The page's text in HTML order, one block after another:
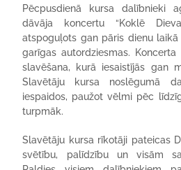
Pēcpusdienā kursa dalībnieki
dāvāja koncertu “Koklē
atspoguļots gan pāris dienu
garīgas autordziesmas.
slavēšana, kurā iesaistījās gan
Slavētāju kursa noslēgumā
iespaidos, paužot vēlmi pēc
turpmāk.
Slavētāju kursa rīkotāji pateicas
svētību, palīdzību un visām